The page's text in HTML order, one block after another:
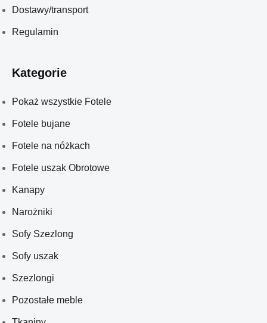
Dostawy/transport
Regulamin
Kategorie
Pokaż wszystkie Fotele
Fotele bujane
Fotele na nóżkach
Fotele uszak Obrotowe
Kanapy
Narożniki
Sofy Szezlong
Sofy uszak
Szezlongi
Pozostałe meble